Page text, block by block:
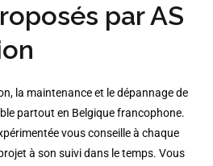
par AS
la maintenance et le dépannage de
partout en Belgique francophone.
vous conseille à chaque
à son suivi dans le temps. Vous